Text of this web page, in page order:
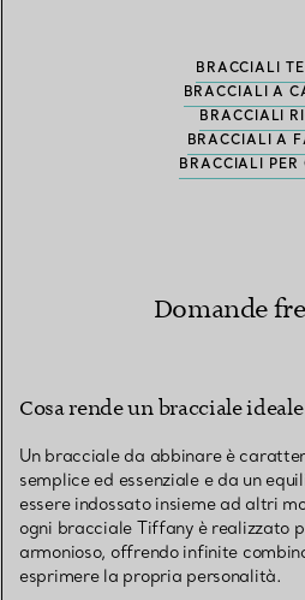
BRACCIALI
BRACCIALI A
BRACCIALI
BRACCIALI A
BRACCIALI PER
Domande
Cosa rende un bracciale
Un bracciale da abbinare è
semplice ed essenziale e da un
essere indossato insieme ad altri
ogni bracciale Tiffany è realizzato
armonioso, offrendo infinite
esprimere la propria personalità.